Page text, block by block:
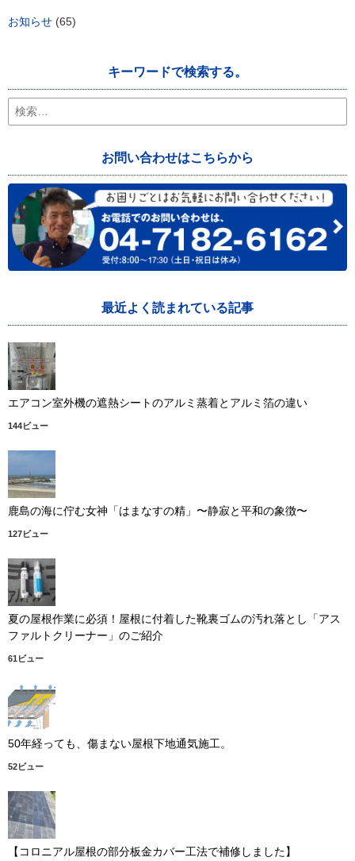
お知らせ (65)
キーワードで検索する。
検
索:
お問い合わせはこちらから
最近よく読まれている記事
エアコン室外機の遮熱シートのアルミ蒸着とアルミ箔の違い
144ビュー
鹿島の海に佇む女神「はまなすの精」〜静寂と平和の象徴〜
127ビュー
夏の屋根作業に必須！屋根に付着した靴裏ゴムの汚れ落とし「アス
ファルトクリーナー」のご紹介
61ビュー
50年経っても、傷まない屋根下地通気施工。
52ビュー
【コロニアル屋根の部分板金カバー工法で補修しました】